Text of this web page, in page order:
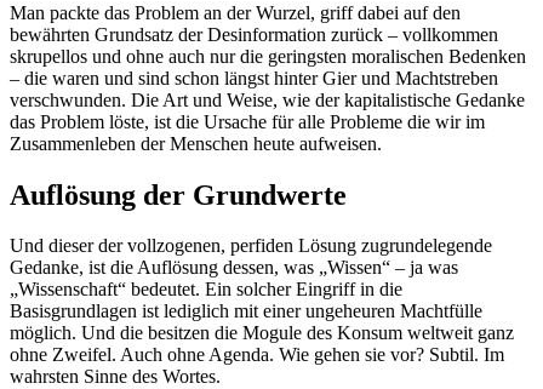
Man packte das Problem an der Wurzel, griff dabei auf den
bewährten Grundsatz der Desinformation zurück – vollkommen
skrupellos und ohne auch nur die geringsten moralischen Bedenken
– die waren und sind schon längst hinter Gier und Machtstreben
verschwunden. Die Art und Weise, wie der kapitalistische Gedanke
das Problem löste, ist die Ursache für alle Probleme die wir im
Zusammenleben der Menschen heute aufweisen.
Auflösung der Grundwerte
Und dieser der vollzogenen, perfiden Lösung zugrundelegende
Gedanke, ist die Auflösung dessen, was „Wissen“ – ja was
„Wissenschaft“ bedeutet. Ein solcher Eingriff in die
Basisgrundlagen ist lediglich mit einer ungeheuren Machtfülle
möglich. Und die besitzen die Mogule des Konsum weltweit ganz
ohne Zweifel. Auch ohne Agenda. Wie gehen sie vor? Subtil. Im
wahrsten Sinne des Wortes.